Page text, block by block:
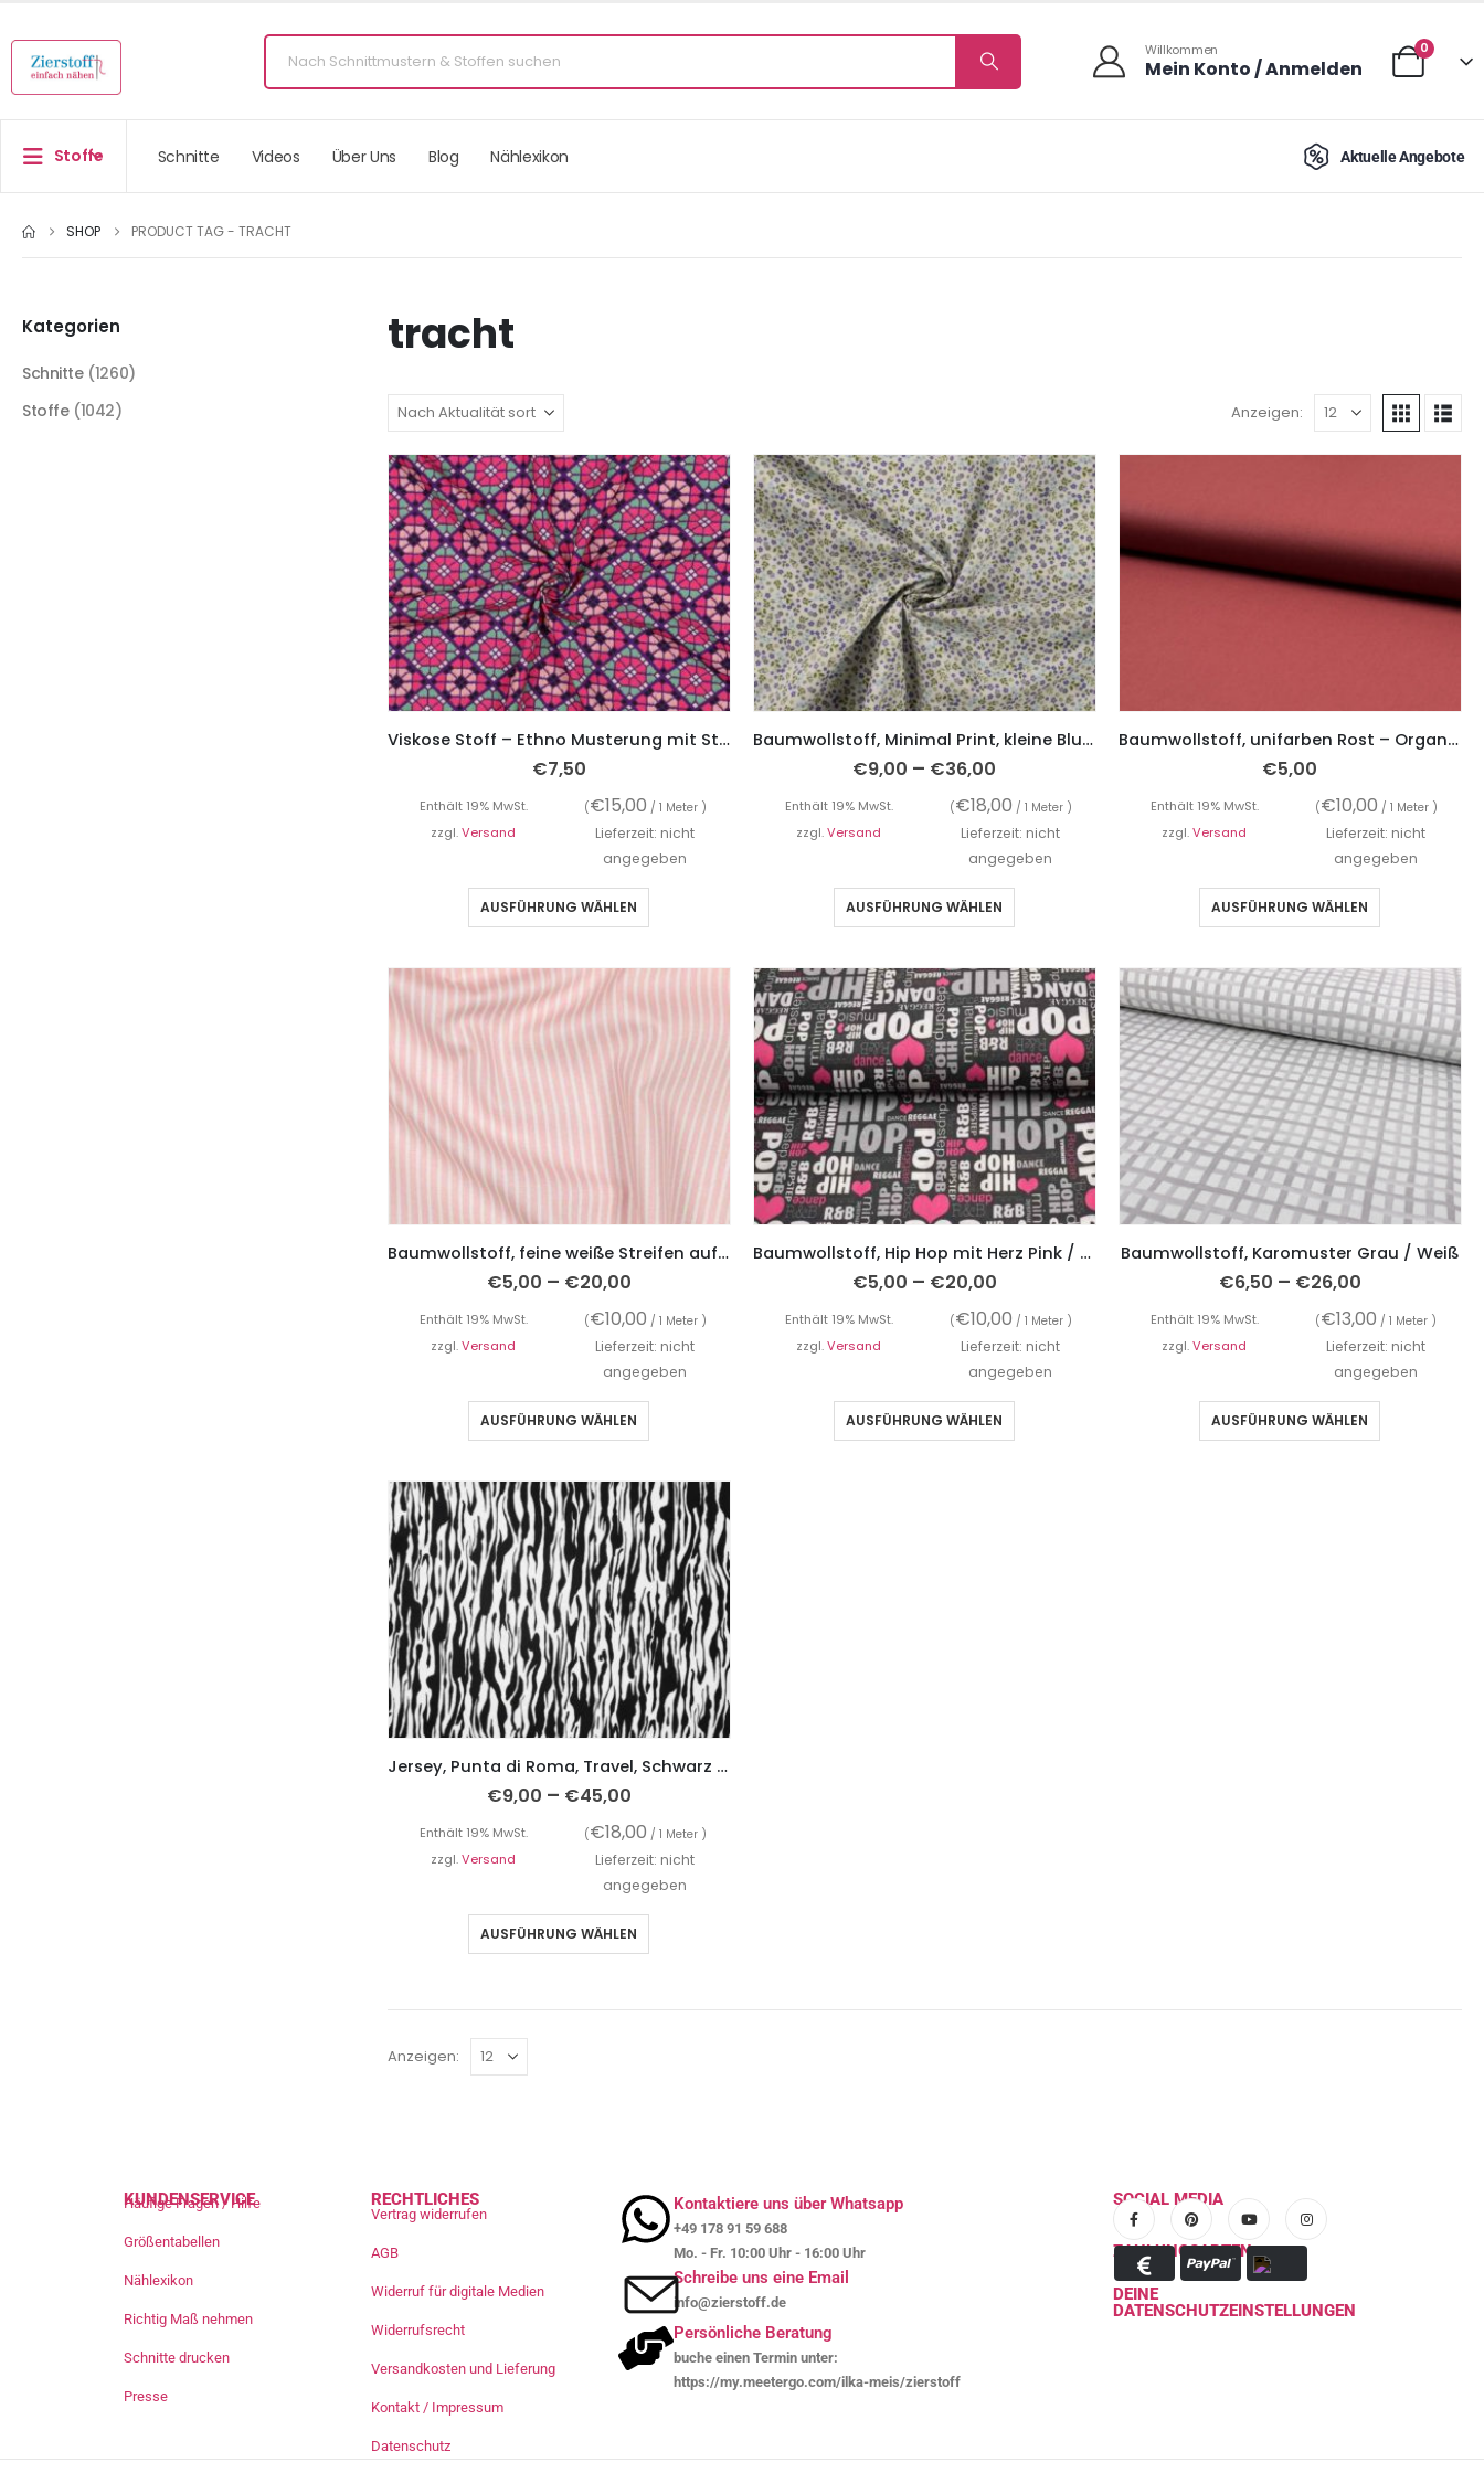
Willkommen
Mein Konto / Anmelden
0
Stoffe Schnitte Videos Über Uns Blog Nählexikon Aktuelle Angebote
SHOP PRODUCT TAG - TRACHT
tracht
Anzeigen:
Viskose Stoff – Ethno Musterung mit Stickerei Optik
€7,50
Enthält 19% MwSt. (€15,00 / 1 Meter )
zzgl.Versand
Lieferzeit: nicht
angegeben
AUSFÜHRUNG WÄHLEN
Baumwollstoff, Minimal Print, kleine Blumen Lila auf Ecru – Organic Cotton
€9,00 – €36,00
Enthält 19% MwSt. (€18,00 / 1 Meter )
zzgl.Versand
Lieferzeit: nicht
angegeben
AUSFÜHRUNG WÄHLEN
Baumwollstoff, unifarben Rost – Organic Cotton
€5,00
Enthält 19% MwSt. (€10,00 / 1 Meter )
zzgl.Versand
Lieferzeit: nicht
angegeben
AUSFÜHRUNG WÄHLEN
Baumwollstoff, feine weiße Streifen auf Rosa
€5,00 – €20,00
Enthält 19% MwSt. (€10,00 / 1 Meter )
zzgl.Versand
Lieferzeit: nicht
angegeben
AUSFÜHRUNG WÄHLEN
Baumwollstoff, Hip Hop mit Herz Pink / Schwarz
€5,00 – €20,00
Enthält 19% MwSt. (€10,00 / 1 Meter )
zzgl.Versand
Lieferzeit: nicht
angegeben
AUSFÜHRUNG WÄHLEN
Baumwollstoff, Karomuster Grau / Weiß
€6,50 – €26,00
Enthält 19% MwSt. (€13,00 / 1 Meter )
zzgl.Versand
Lieferzeit: nicht
angegeben
AUSFÜHRUNG WÄHLEN
Jersey, Punta di Roma, Travel, Schwarz Weiß Striche Nr. 2
€9,00 – €45,00
Enthält 19% MwSt. (€18,00 / 1 Meter )
zzgl.Versand
Lieferzeit: nicht
angegeben
AUSFÜHRUNG WÄHLEN
Anzeigen:
Kategorien
Schnitte (1260)
Stoffe (1042)
KUNDENSERVICE
Häufige Fragen / Hilfe
Größentabellen
Nählexikon
Richtig Maß nehmen
Schnitte drucken
Presse
RECHTLICHES
Vertrag widerrufen
AGB
Widerruf für digitale Medien
Widerrufsrecht
Versandkosten und Lieferung
Kontakt / Impressum
Datenschutz
Kontaktiere uns über Whatsapp
+49 178 91 59 688
Mo. - Fr. 10:00 Uhr - 16:00 Uhr
Schreibe uns eine Email
info@zierstoff.de
Persönliche Beratung
buche einen Termin unter:
https://my.meetergo.com/ilka-meis/zierstoff
SOCIAL MEDIA
ZAHLUNGSARTEN
DEINE
DATENSCHUTZEINSTELLUNGEN